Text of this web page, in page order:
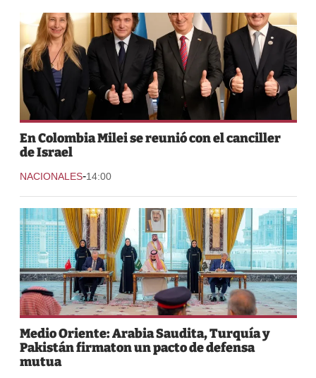
En Colombia Milei se reunió con el canciller
de Israel
NACIONALES-14:00
Medio Oriente: Arabia Saudita, Turquía y
Pakistán firmaton un pacto de defensa
mutua